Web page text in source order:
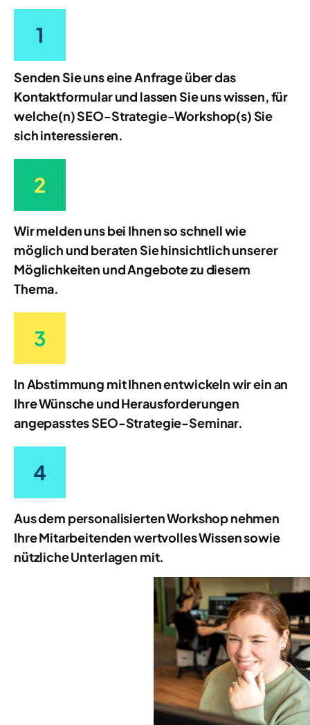
Senden Sie uns eine Anfrage über das
Kontaktformular und lassen Sie uns wissen, für
welche(n) SEO-Strategie-Workshop(s) Sie
sich interessieren.
Wir melden uns bei Ihnen so schnell wie
möglich und beraten Sie hinsichtlich unserer
Möglichkeiten und Angebote zu diesem
Thema.
In Abstimmung mit Ihnen entwickeln wir ein an
Ihre Wünsche und Herausforderungen
angepasstes SEO-Strategie-Seminar.
Aus dem personalisierten Workshop nehmen
Ihre Mitarbeitenden wertvolles Wissen sowie
nützliche Unterlagen mit.